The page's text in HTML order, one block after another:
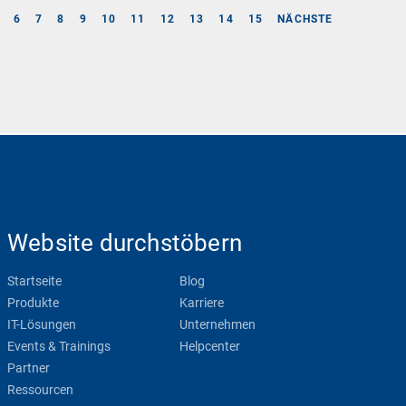
6 7 8 9 10 11 12 13 14 15 NÄCHSTE
Website durchstöbern
Startseite
Produkte
IT-Lösungen
Events & Trainings
Partner
Ressourcen
Blog
Karriere
Unternehmen
Helpcenter